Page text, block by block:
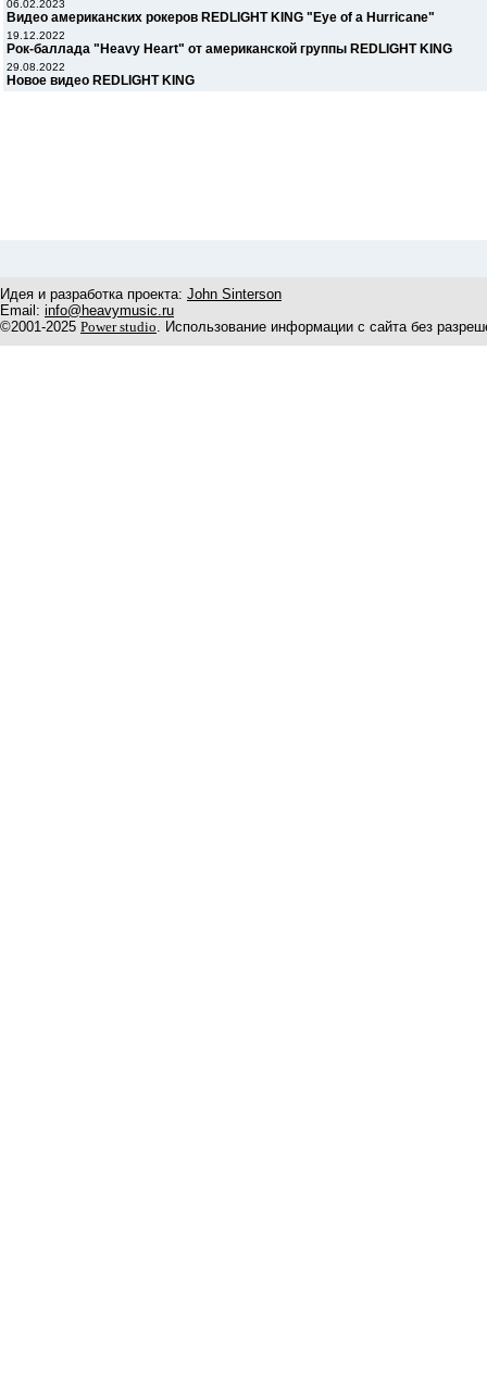
06.02.2023
Видео американских рокеров REDLIGHT KING "Eye of a Hurricane"
19.12.2022
Рок-баллада "Heavy Heart" от американской группы REDLIGHT KING
29.08.2022
Новое видео REDLIGHT KING
Идея и разработка проекта: John Sinterson
Email: info@heavymusic.ru
©2001-2025 Power studio. Использование информации с сайта без